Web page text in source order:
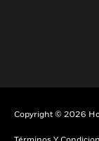
Copyright © 2026